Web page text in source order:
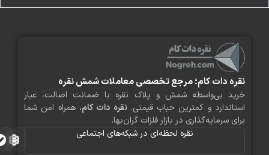
دات کام؛ مرجع تخصصی معاملات شمش نقره
بی‌واسطه شمش و پلاک نقره با ضمانت اصالت، عیار
و کمترین حباب قیمتی.نقره دات کام ، همراه امن شما
سرمایه‌گذاری در بازار فلزات گران‌بها.
نقره لحظه‌ای در شبکه‌های اجتماعی